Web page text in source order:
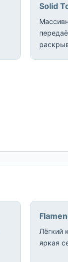
Solid
Лёгкий
яркая